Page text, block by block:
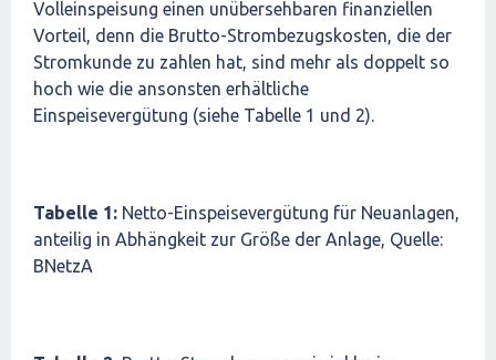
Volleinspeisung einen unübersehbaren finanziellen
Vorteil, denn die Brutto-Strombezugskosten, die der
Stromkunde zu zahlen hat, sind mehr als doppelt so
hoch wie die ansonsten erhältliche
Einspeisevergütung (siehe Tabelle 1 und 2).
Tabelle 1: Netto-Einspeisevergütung für Neuanlagen,
anteilig in Abhängkeit zur Größe der Anlage, Quelle:
BNetzA